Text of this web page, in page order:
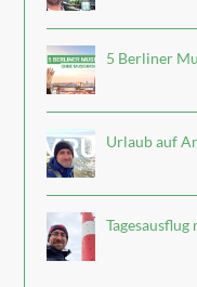
5 Berliner
Urlaub auf